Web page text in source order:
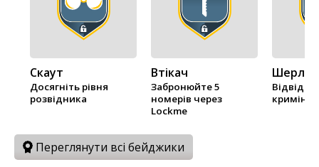
Скаут
Досягніть рівня
розвідника
Втікач
Забронюйте 5
номерів через
Lockme
Переглянути всі бейджики